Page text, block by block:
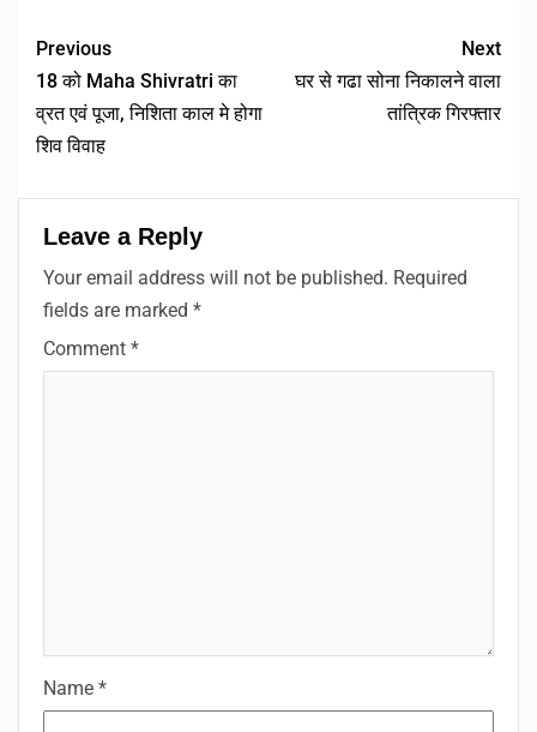
Previous
18 को Maha Shivratri का
व्रत एवं पूजा, निशिता काल मे होगा
शिव विवाह
Next
घर से गढा सोना निकालने वाला
तांत्रिक गिरफ्तार
Leave a Reply
Your email address will not be published. Required
fields are marked *
Comment *
Name *